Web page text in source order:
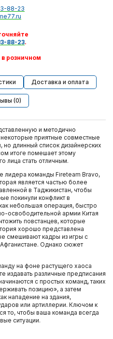
88-23
88-23.
розничном
Доставка и оплата
(0)
и методично
приятные совместные
длинный список дизайнерских
итоге помешает этому
лица стать отличным.
лидера команды Fireteam Bravo,
является частью более
в Таджикистан, чтобы
покинули конфликт в
небольшая операция, быстро
освободительной армии Китая
повстанцев, которые
хорошо представлена
смешивают кадры из игры с
Однако сюжет
на фоне растущего хаоса
издавать различные предписания
с простых команд, таких
позицию», а затем
нападение на здания,
или артиллерии. Ключом к
то, чтобы ваша команда всегда
ситуации.